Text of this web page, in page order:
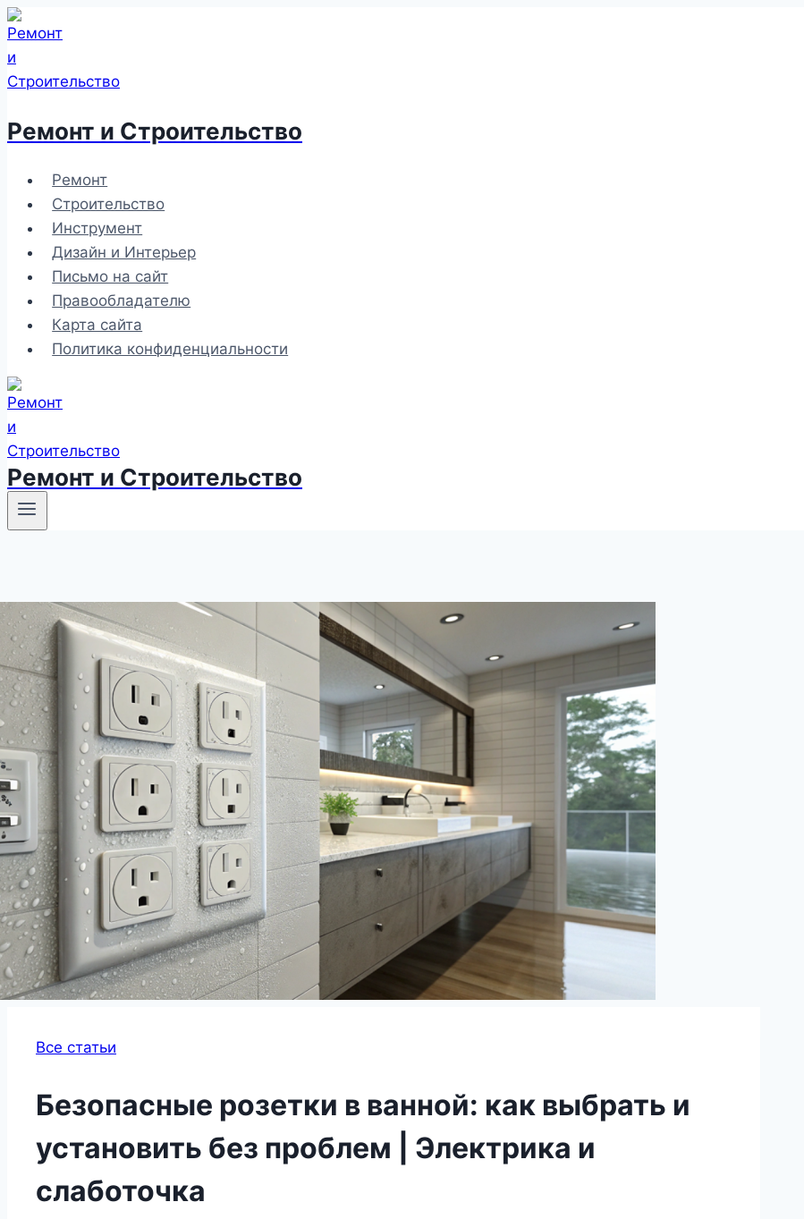
Перейти
к
содержимому
Ремонт и Строительство
Ремонт
Строительство
Инструмент
Дизайн и Интерьер
Письмо на сайт
Правообладателю
Карта сайта
Политика конфиденциальности
Ремонт и Строительство
Все статьи
Безопасные розетки в ванной: как выбрать и
установить без проблем | Электрика и
слаботочка